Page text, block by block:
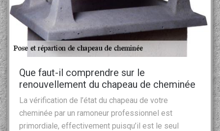
Que faut-il comprendre sur le
renouvellement du chapeau de cheminée
La vérification de l’état du chapeau de votre
cheminée par un ramoneur professionnel est
primordiale, effectivement puisqu’il est le seul